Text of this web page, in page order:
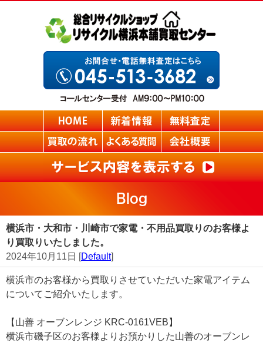
Blog
横浜市・大和市・川崎市で家電・不用品買取りのお客様よ
り買取りいたしました。
2024年10月11日 [Default]
横浜市のお客様から買取りさせていただいた家電アイテム
についてご紹介いたします。
【山善 オーブンレンジ KRC-0161VEB】
横浜市磯子区のお客様よりお預かりした山善のオーブンレ